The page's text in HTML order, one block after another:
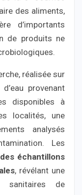
des aliments,
d’importants
de produits ne
réalisée sur
provenant
disponibles à
localités, une
analysés
Les
échantillons
, révélant une
sanitaires de